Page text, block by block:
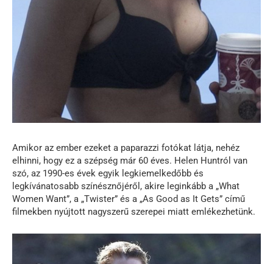
Amikor az ember ezeket a paparazzi fotókat látja, nehéz
elhinni, hogy ez a szépség már 60 éves. Helen Huntról van
szó, az 1990-es évek egyik legkiemelkedőbb és
legkívánatosabb színésznőjéről, akire leginkább a „What
Women Want”, a „Twister” és a „As Good as It Gets” című
filmekben nyújtott nagyszerű szerepei miatt emlékezhetünk.